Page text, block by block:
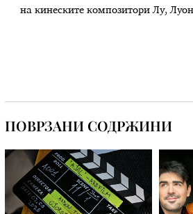
на кинеските композитори Лу,
ПОВРЗАНИ СОДРЖИНИ